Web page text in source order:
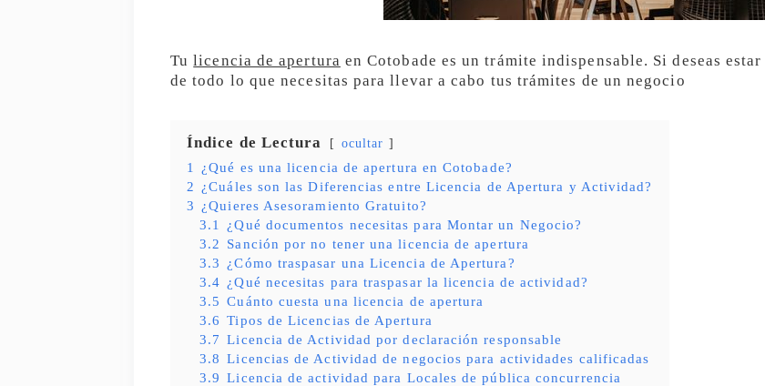
Tulicencia de apertura en Cotobade es un trámite indispensable. Si deseas
de todo lo que necesitas para llevar a cabo tus trámites de un negocio
Índice de Lectura ocultar
1
¿Qué es una licencia de apertura en Cotobade?
2 ¿Cuáles son las Diferencias entre Licencia de Apertura y Actividad?
3 ¿Quieres Asesoramiento Gratuito?
3.1
¿Qué documentos necesitas para Montar un Negocio?
3.2 Sanción por no tener una licencia de apertura
3.3 ¿Cómo traspasar una Licencia de Apertura?
3.4 ¿Qué necesitas para traspasar la licencia de actividad?
3.5 Cuánto cuesta una licencia de apertura
3.6 Tipos de Licencias de Apertura
3.7 Licencia de Actividad por declaración responsable
3.8 Licencias de Actividad de negocios para actividades calificadas
3.9 Licencia de actividad para Locales de pública concurrencia